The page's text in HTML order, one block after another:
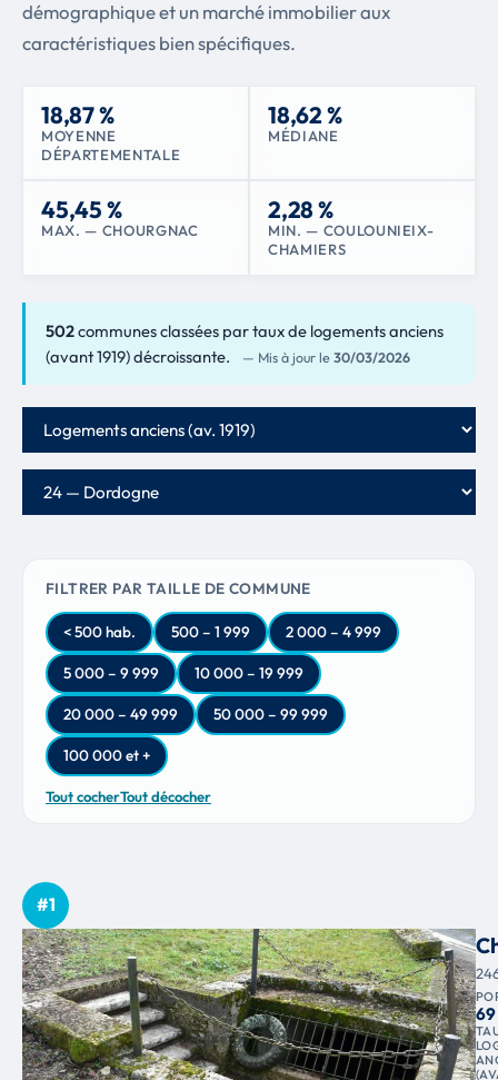
démographique et un marché immobilier aux
caractéristiques bien spécifiques.
18,87 %
MOYENNE
DÉPARTEMENTALE
18,62 %
MÉDIANE
45,45 %
MAX. — CHOURGNAC
2,28 %
MIN. — COULOUNIEIX-
CHAMIERS
502communes classées par taux de logements anciens
(avant 1919) décroissante.
— Mis à jour le 30/03/2026
Critère de classement
Département
FILTRER PAR TAILLE DE COMMUNE
< 500 hab. 500 – 1 999 2 000 – 4 999
5 000 – 9 999 10 000 – 19 999
20 000 – 49 999 50 000 – 99 999
100 000 et +
Tout cocherTout décocher
#1